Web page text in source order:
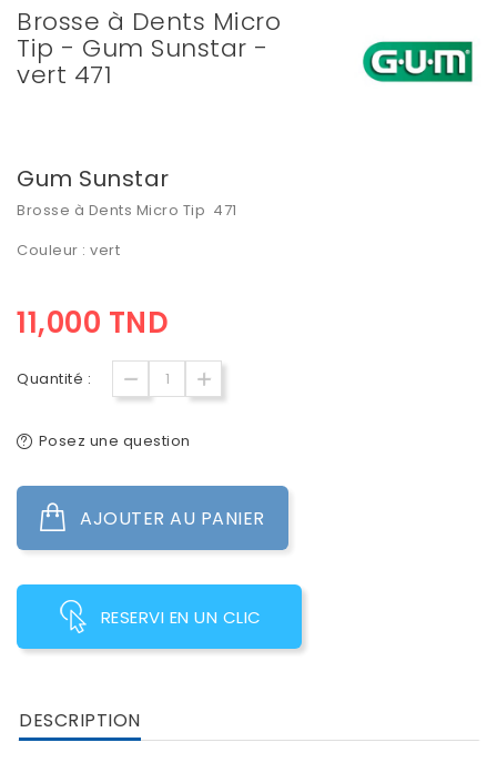
Brosse à Dents Micro
Tip - Gum Sunstar -
vert 471
Gum Sunstar
Brosse à Dents Micro Tip 471
Couleur : vert
11,000 TND
Quantité :
Posez une question
AJOUTER AU PANIER
RESERVI EN UN CLIC
DESCRIPTION